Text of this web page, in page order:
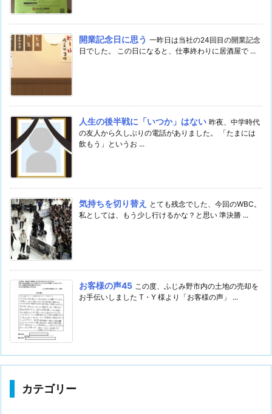
開業記念日に思う 一昨日は当社の24回目の開業記念
日でした。 この日になると、仕事終わりに居酒屋で ...
人生の後半戦に「いつか」はない 昨夜、中学時代
の友人から久しぶりの電話がありました。 「たまには
飲もう」というお ...
気持ちを切り替え
とても残念でした、今回のWBC。
私としては、もう少し行けるかな？と思い 準決勝 ...
お客様の声45 この度、ふじみ野市内の土地の売却を
お手伝いしました T・Y 様より「お客様の声」 ...
カテゴリー